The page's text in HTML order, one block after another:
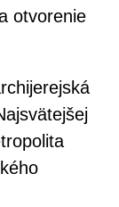
otvorenie